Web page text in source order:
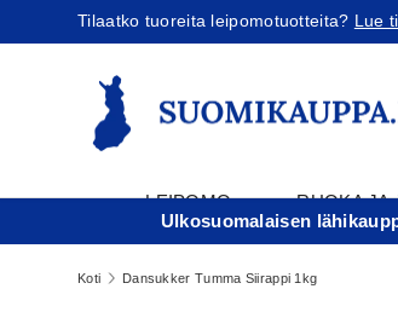
Jatka sisältöön
Tilaatko tuoreita leipomotuotteita? Lue
LEIPOMO RUOKA JA
Ulkosuomalaisen
Koti Dansukker Tumma Siirappi 1kg